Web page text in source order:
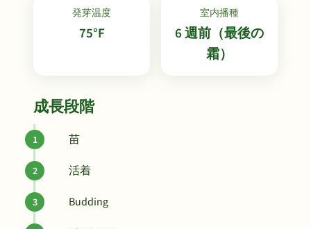
発芽温度
75°F
室内播種
6 週前（最後の
霜）
成長段階
苗
活着
Budding